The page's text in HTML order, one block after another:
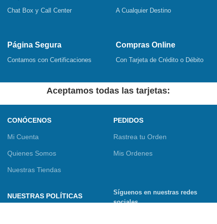
Chat Box y Call Center A Cualquier Destino
Página Segura
Contamos con Certificaciones
Compras Online
Con Tarjeta de Crédito o Débito
Aceptamos todas las tarjetas:
CONÓCENOS
Mi Cuenta
Quienes Somos
Nuestras Tiendas
PEDIDOS
Rastrea tu Orden
Mis Ordenes
NUESTRAS POLÍTICAS
Síguenos en nuestras redes
sociales